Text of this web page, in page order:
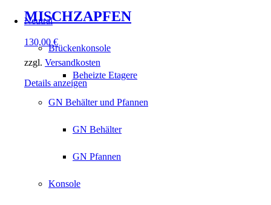
Neutral
Brückenkonsole
Beheizte Etagere
GN Behälter und Pfannen
GN Behälter
GN Pfannen
Konsole
MISCHZAPFEN
130,00 €
zzgl. Versandkosten
Details anzeigen